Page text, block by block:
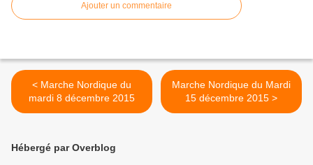
Ajouter un commentaire
< Marche Nordique du
mardi 8 décembre 2015
Marche Nordique du Mardi
15 décembre 2015 >
Hébergé par Overblog